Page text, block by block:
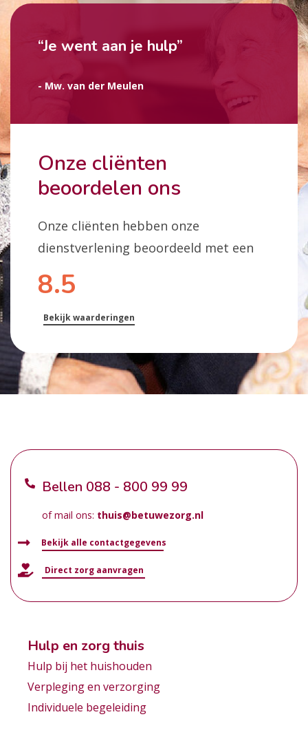
Onze cliënten
beoordelen ons
Onze cliënten hebben onze
dienstverlening beoordeeld met een
8.5
Bekijk waarderingen
“Je went aan je hulp”
- Mw. van der Meulen
Bellen 088 - 800 99 99
of mail ons: thuis@betuwezorg.nl
Bekijk alle contactgegevens
Direct zorg aanvragen
Hulp en zorg thuis
Hulp bij het huishouden
Verpleging en verzorging
Individuele begeleiding